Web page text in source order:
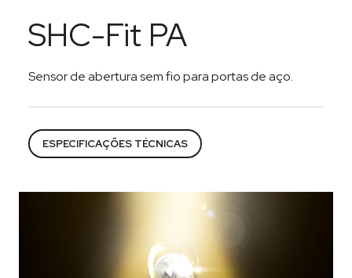
SHC-Fit PA
Sensor de abertura sem fio para portas de aço.
ESPECIFICAÇÕES TÉCNICAS